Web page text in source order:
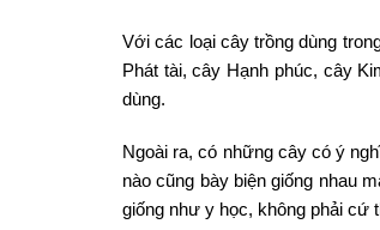
Với các loại cây trồng dùng
Phát tài, cây Hạnh phúc, cây
dùng.
Ngoài ra, có những cây có ý
nào cũng bày biện giống nhau
giống như y học, không phải cứ